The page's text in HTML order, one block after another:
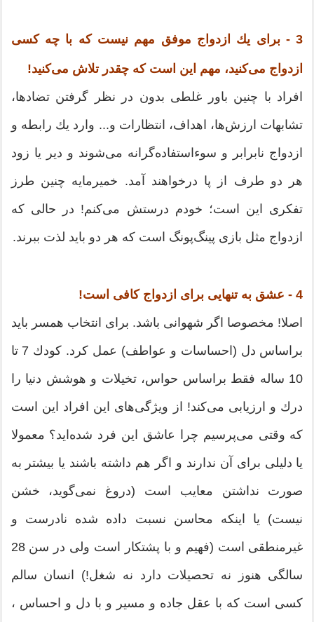
3 - برای یك ازدواج موفق مهم نیست كه با چه كسی
ازدواج می‌كنید، مهم این است كه چقدر تلاش می‌كنید!
افراد با چنین باور غلطی بدون در نظر گرفتن تضادها،
تشابهات ارزش‌ها، اهداف، انتظارات و... وارد یك رابطه و
ازدواج نابرابر و سوءاستفاده‌گرانه می‌شوند و دیر یا زود
هر دو طرف از پا درخواهند آمد. خمیرمایه چنین طرز
تفكری این است؛ خودم درستش می‌كنم! در حالی كه
ازدواج مثل بازی پینگ‌پونگ است كه هر دو باید لذت ببرند.
4 - عشق به‌ تنهایی برای ازدواج كافی است!
اصلا! مخصوصا اگر شهوانی باشد. برای انتخاب همسر باید
براساس دل (احساسات و عواطف) عمل كرد. كودك 7 تا
10 ساله فقط براساس حواس، تخیلات و هوشش دنیا را
درك و ارزیابی می‌كند! از ویژگی‌های این افراد این است
كه وقتی می‌پرسیم چرا عاشق این فرد شده‌اید؟ معمولا
یا دلیلی برای آن ندارند و اگر هم داشته باشند یا بیشتر به
صورت نداشتن معایب است (دروغ نمی‌گوید، خشن
نیست) یا اینكه محاسن نسبت داده شده نادرست و
غیرمنطقی است (فهیم و با پشتكار است ولی در سن 28
سالگی هنوز نه تحصیلات دارد نه شغل!) انسان سالم
كسی است كه با عقل جاده و مسیر و با دل و احساس ،